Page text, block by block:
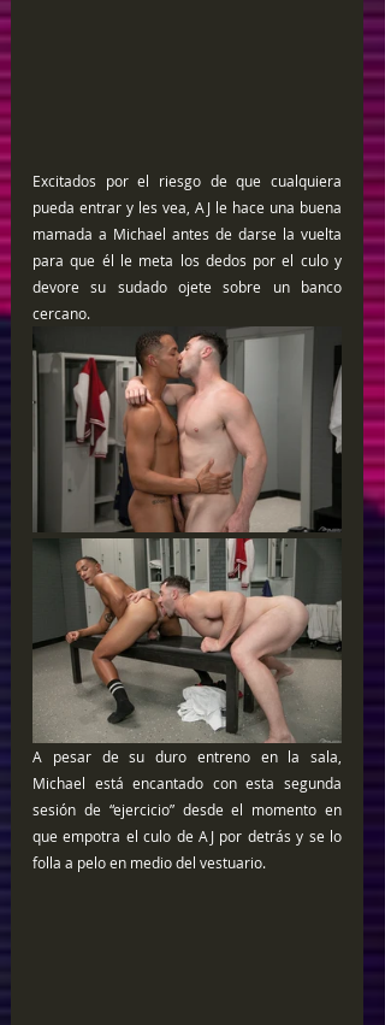
Excitados por el riesgo de que cualquiera
pueda entrar y les vea, AJ le hace una buena
mamada a Michael antes de darse la vuelta
para que él le meta los dedos por el culo y
devore su sudado ojete sobre un banco
cercano.
A pesar de su duro entreno en la sala,
Michael está encantado con esta segunda
sesión de “ejercicio” desde el momento en
que empotra el culo de AJ por detrás y se lo
folla a pelo en medio del vestuario.